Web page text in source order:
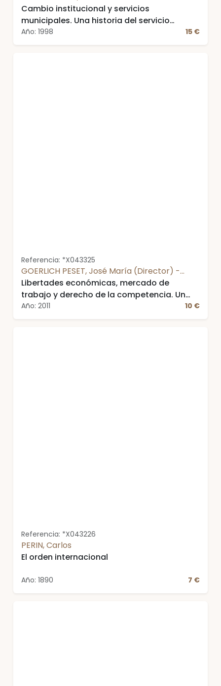
Cambio institucional y servicios
municipales. Una historia del servicio
público de abastecimiento de agua.
Año: 1998 15 €
Referencia: *X043325
GOERLICH PESET, José María (Director) -
AA.VV.
Libertades económicas, mercado de
trabajo y derecho de la competencia. Un
estudio de las relaciones entre el
ordenamiento laboral y la disciplina del
Año: 2011 10 €
Referencia: *X043226
PERIN, Carlos
El orden internacional
Año: 1890 7 €